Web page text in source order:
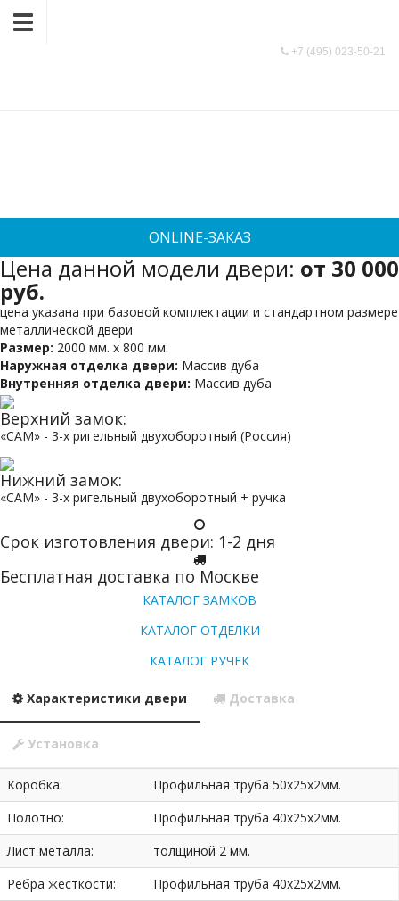
+7 (495) 023-50-21
Парадная дверь №23
ONLINE-ЗАКАЗ
Цена данной модели двери: от 30 000
руб.
цена указана при базовой комплектации и стандартном размере
металлической двери
Размер: 2000 мм. х 800 мм.
Наружная отделка двери: Массив дуба
Внутренняя отделка двери: Массив дуба
Верхний замок:
«САМ» - 3-х ригельный двухоборотный (Россия)
Нижний замок:
«САМ» - 3-х ригельный двухоборотный + ручка
Срок изготовления двери: 1-2 дня
Бесплатная доставка по Москве
КАТАЛОГ ЗАМКОВ
КАТАЛОГ ОТДЕЛКИ
КАТАЛОГ РУЧЕК
Характеристики двери Доставка
Установка
Коробка:
Профильная труба 50х25х2мм.
Полотно:
Профильная труба 40х25х2мм.
Лист металла:
толщиной 2 мм.
Ребра жёсткости:
Профильная труба 40х25х2мм.